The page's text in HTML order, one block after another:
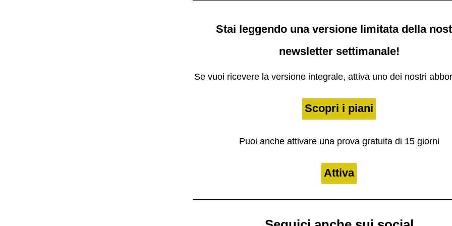
Stai leggendo una versione limitata della
newsletter settimanale!
Se vuoi ricevere la versione integrale, attiva uno dei nostri
Scopri i piani
Puoi anche attivare una prova gratuita di 15 giorni
Attiva